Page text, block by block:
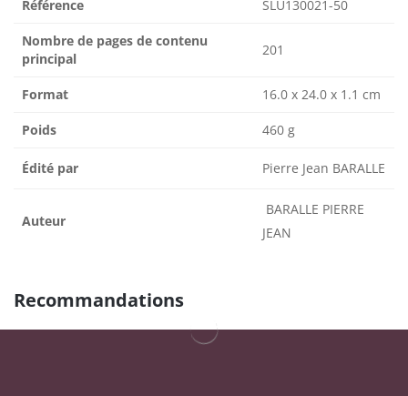
Référence SLU130021-50
Nombre de pages de contenu
principal
201
Format 16.0 x 24.0 x 1.1 cm
Poids 460 g
Édité par Pierre Jean BARALLE
Auteur
BARALLE PIERRE
JEAN
Recommandations